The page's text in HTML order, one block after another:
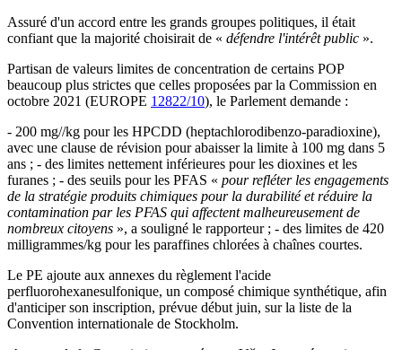
Assuré d'un accord entre les grands groupes politiques, il était
confiant que la majorité choisirait de « défendre l'intérêt public ».
Partisan de valeurs limites de concentration de certains POP
beaucoup plus strictes que celles proposées par la Commission en
octobre 2021 (EUROPE 12822/10), le Parlement demande :
- 200 mg//kg pour les HPCDD (heptachlorodibenzo-paradioxine),
avec une clause de révision pour abaisser la limite à 100 mg dans 5
ans ; - des limites nettement inférieures pour les dioxines et les
furanes ; - des seuils pour les PFAS « pour refléter les engagements
de la stratégie produits chimiques pour la durabilité et réduire la
contamination par les PFAS qui affectent malheureusement de
nombreux citoyens », a souligné le rapporteur ; - des limites de 420
milligrammes/kg pour les paraffines chlorées à chaînes courtes.
Le PE ajoute aux annexes du règlement l'acide
perfluorohexanesulfonique, un composé chimique synthétique, afin
d'anticiper son inscription, prévue début juin, sur la liste de la
Convention internationale de Stockholm.